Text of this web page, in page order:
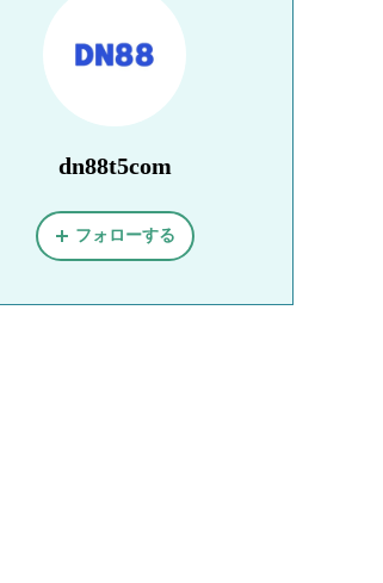
dn88t5com
フォローする